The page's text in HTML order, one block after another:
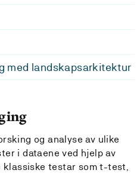
med landskapsarkitektur
og analyse av ulike
i dataene ved hjelp av
testar som t-test,